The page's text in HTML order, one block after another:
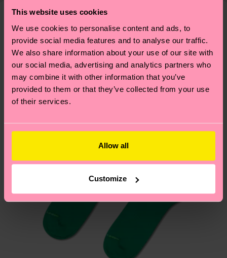
This website uses cookies
We use cookies to personalise content and ads, to
provide social media features and to analyse our traffic.
We also share information about your use of our site with
our social media, advertising and analytics partners who
may combine it with other information that you’ve
provided to them or that they’ve collected from your use
of their services.
Allow all
Customize
ENCORE ! Pour plus d'informations, ainsi que des
conseils et astuces, rendez-vous sur notre page
Développement durable.
d'une estimation et que le délai de livraison exact
Vous avez des questions sur les retours ? Visitez
notre pageRetourpour trouver les réponses aux
questions les plus fréquemment posées.
Nous pensons que vous aimerezModèles similaires